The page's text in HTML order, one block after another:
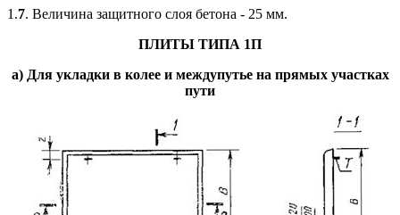
1.7. Величина защитного слоя бетона - 25 мм.
ПЛИТЫ ТИПА 1П
а) Для укладки в колее и междупутье на прямых участках
пути